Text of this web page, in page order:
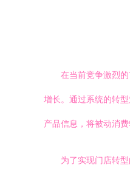
在当前竞争激烈
增长。通过系统的转
产品信息，将被动消
为了实现门店转